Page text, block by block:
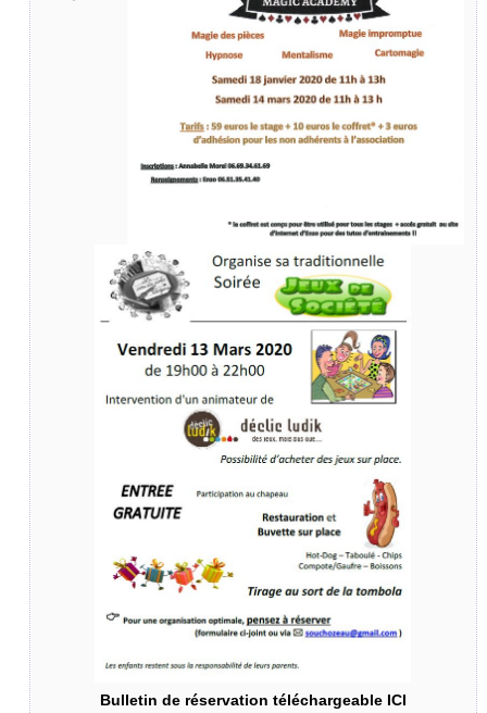
Bulletin de réservation téléchargeable ICI